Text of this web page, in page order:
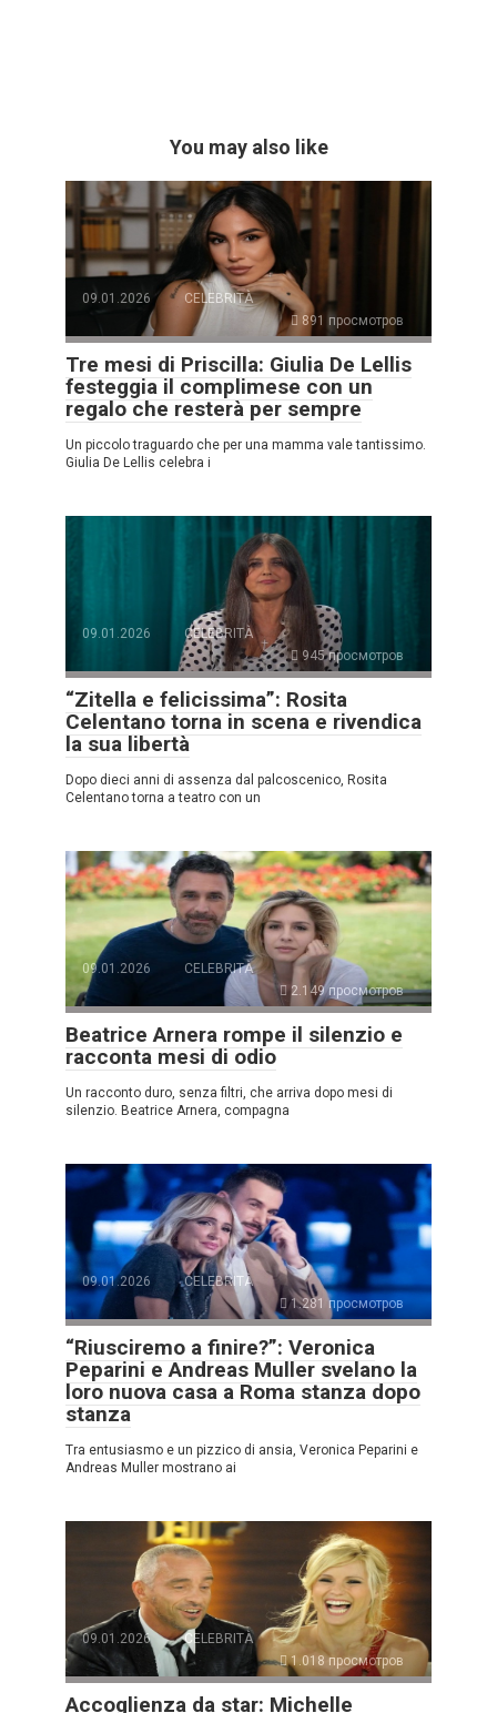
You may also like
09.01.2026
CELEBRITÀ
891 просмотров
Tre mesi di Priscilla: Giulia De Lellis
festeggia il complimese con un
regalo che resterà per sempre
Un piccolo traguardo che per una mamma vale tantissimo.
Giulia De Lellis celebra i
09.01.2026
CELEBRITÀ
945 просмотров
“Zitella e felicissima”: Rosita
Celentano torna in scena e rivendica
la sua libertà
Dopo dieci anni di assenza dal palcoscenico, Rosita
Celentano torna a teatro con un
09.01.2026
CELEBRITÀ
2.149 просмотров
Beatrice Arnera rompe il silenzio e
racconta mesi di odio
Un racconto duro, senza filtri, che arriva dopo mesi di
silenzio. Beatrice Arnera, compagna
09.01.2026
CELEBRITÀ
1.281 просмотров
“Riusciremo a finire?”: Veronica
Peparini e Andreas Muller svelano la
loro nuova casa a Roma stanza dopo
stanza
Tra entusiasmo e un pizzico di ansia, Veronica Peparini e
Andreas Muller mostrano ai
09.01.2026
CELEBRITÀ
1.018 просмотров
Accoglienza da star: Michelle